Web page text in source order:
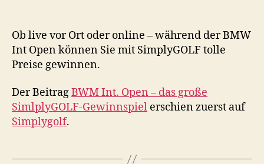
Ob live vor Ort oder online – während der BMW
Int Open können Sie mit SimplyGOLF tolle
Preise gewinnen.
Der BeitragBWM Int. Open – das große
SimlplyGOLF-Gewinnspiel erschien zuerst auf
Simplygolf.